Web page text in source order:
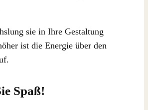
sie in Ihre Gestaltung
ist die Energie über den
Spaß!